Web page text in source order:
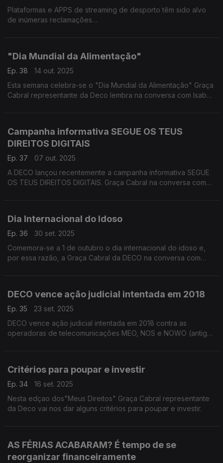
Plataformas e APPS de streaming de desporto têm sido alvo
de inúmeras reclamações
agora a ser confrontados com uma fidelização de 12 meses,
quando nenhuma informação sobre a duração desse contrato
"Dia Mundial da Alimentação"
Ep. 38
14 out. 2025
Esta semana celebra-se o "Dia Mundial da Alimentação" Graça
Cabral representante da Deco lembra na conversa com Isabel
para conseguir dar resposta às necessidades alimentares da
população mundial.
Campanha informativa SEGUE OS TEUS
DIREITOS DIGITAIS
Ep. 37
07 out. 2025
A DECO lançou recentemente a campanha informativa SEGUE
OS TEUS DIREITOS DIGITAIS. Graça Cabral na conversa com
abusivo e lesivo
Dia Internacional do Idoso
Ep. 36
30 set. 2025
Comemora-se a 1 de outubro o dia internacional do idoso e,
por essa razão, a Graça Cabral da DECO na conversa com
DECO vence ação judicial intentada em 2018
Ep. 35
23 set. 2025
DECO vence ação judicial intentada em 2018 contra as
operadoras de telecomunicações MEO, NOS e NOWO (antiga
Critérios para poupar e investir
Ep. 34
16 set. 2025
Nesta edçao dos"Meus Direitos" Graça Cabral representante
da Deco vai nos dar alguns critérios para poupar e investir.
AS FÉRIAS ACABARAM? É tempo de se
reorganizar financeiramente